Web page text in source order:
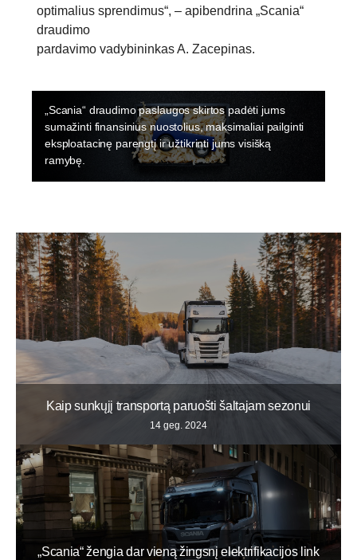
optimalius sprendimus“, – apibendrina „Scania“
draudimo
pardavimo vadybininkas A. Zacepinas.
„Scania“ draudimo paslaugos skirtos padėti jums
sumažinti finansinius nuostolius, maksimaliai pailginti
eksploatacinę parengtį ir užtikrinti jums visišką
ramybę.
Kaip sunkųjį transportą paruošti šaltajam sezonui
14 geg. 2024
„Scania“ žengia dar vieną žingsnį elektrifikacijos link